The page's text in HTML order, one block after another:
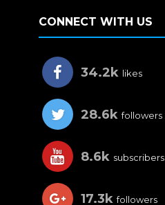
CONNECT WITH US
34.2k likes
28.6k followers
8.6k subscribers
17.3k followers